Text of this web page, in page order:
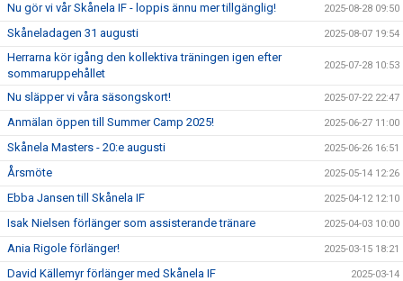
Nu gör vi vår Skånela IF - loppis ännu mer tillgänglig! 2025-08-28 09:50
Skåneladagen 31 augusti 2025-08-07 19:54
Herrarna kör igång den kollektiva träningen igen efter
sommaruppehållet
2025-07-28 10:53
Nu släpper vi våra säsongskort! 2025-07-22 22:47
Anmälan öppen till Summer Camp 2025! 2025-06-27 11:00
Skånela Masters - 20:e augusti 2025-06-26 16:51
Årsmöte 2025-05-14 12:26
Ebba Jansen till Skånela IF 2025-04-12 12:10
Isak Nielsen förlänger som assisterande tränare 2025-04-03 10:00
Ania Rigole förlänger! 2025-03-15 18:21
David Källemyr förlänger med Skånela IF 2025-03-14